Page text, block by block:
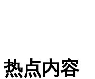
热点内容